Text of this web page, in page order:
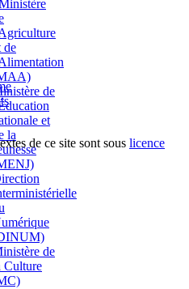
de ce site sont sous licence